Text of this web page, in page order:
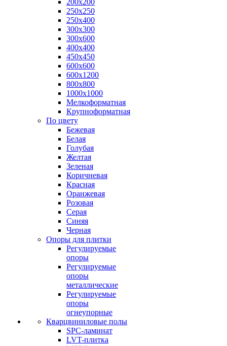
200х200
250х250
250х400
300х300
300х600
400х400
450х450
600х600
600х1200
800х800
1000х1000
Мелкоформатная
Крупноформатная
По цвету
Бежевая
Белая
Голубая
Желтая
Зеленая
Коричневая
Красная
Оранжевая
Розовая
Серая
Синяя
Черная
Опоры для плитки
Регулируемые
опоры
Регулируемые
опоры
металлические
Регулируемые
опоры
огнеупорные
Кварцвиниловые полы
SPC-ламинат
LVT-плитка